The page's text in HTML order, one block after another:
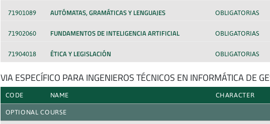
71901089 AUTÓMATAS, GRAMÁTICAS Y LENGUAJES OBLIGATORIAS
71902060 FUNDAMENTOS DE INTELIGENCIA ARTIFICIAL OBLIGATORIAS
71904018 ÉTICA Y LEGISLACIÓN OBLIGATORIAS
VIA ESPECÍFICO PARA INGENIEROS TÉCNICOS EN INFORMÁTICA DE
CODE NAME CHARACTER
OPTIONAL COURSE